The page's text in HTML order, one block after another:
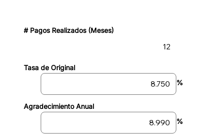
Tasa de Original
%
# Pagos Realizados (Meses)
Agradecimiento Anual
%